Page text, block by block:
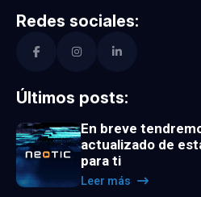
Redes sociales:
Últimos posts:
En breve
actualizado de
para ti
Leer más